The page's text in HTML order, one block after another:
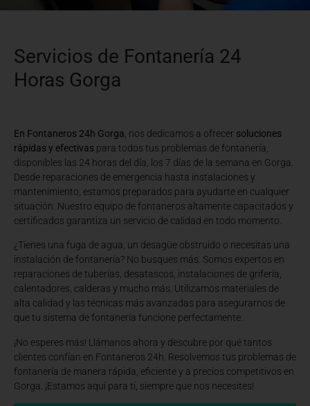
Servicios de Fontanería 24
Horas Gorga
En Fontaneros 24h Gorga , nos dedicamos a ofrecer soluciones
rápidas y efectivas para todos tus problemas de fontanería,
disponibles las 24 horas del día, los 7 días de la semana en Gorga.
Desde reparaciones de emergencia hasta instalaciones y
mantenimiento, estamos preparados para ayudarte en cualquier
situación. Nuestro equipo de fontaneros altamente capacitados y
certificados garantiza un servicio de calidad en todo momento.
¿Tienes una fuga de agua, un desagüe obstruido o necesitas una
instalación de fontanería? No busques más. Somos expertos en
reparaciones de tuberías, desatascos, instalaciones de grifería,
calentadores, calderas y mucho más. Utilizamos materiales de
alta calidad y las técnicas más avanzadas para asegurarnos de
que tu sistema de fontanería funcione perfectamente.
¡No esperes más! Llámanos ahora y descubre por qué tantos
clientes confían en Fontaneros 24h. Resolvemos tus problemas de
fontanería de manera rápida, eficiente y a precios competitivos en
Gorga. ¡Estamos aquí para ti, siempre que nos necesites!